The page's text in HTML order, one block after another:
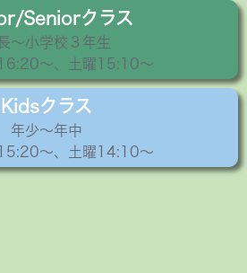
Seniorクラス
〜小学校３年生
〜、土曜15:10～
Kidsクラス
年少〜年中
〜、土曜14:10～